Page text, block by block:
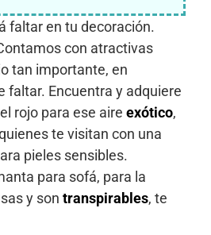
faltar en tu decoración.
con atractivas
tan importante, en
faltar. Encuentra y adquiere
rojo para ese aire exótico,
te visitan con una
pieles sensibles.
para sofá, para la
y son transpirables, te